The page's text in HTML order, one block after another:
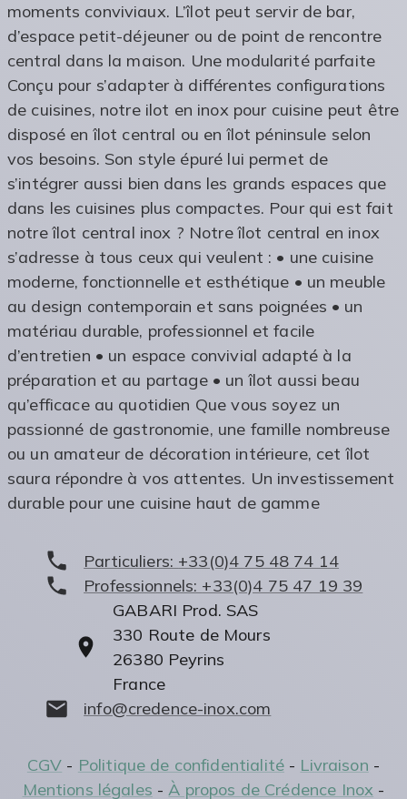
moments conviviaux. L’îlot peut servir de bar,
d’espace petit-déjeuner ou de point de rencontre
central dans la maison. Une modularité parfaite
Conçu pour s’adapter à différentes configurations
de cuisines, notre ilot en inox pour cuisine peut être
disposé en îlot central ou en îlot péninsule selon
vos besoins. Son style épuré lui permet de
s’intégrer aussi bien dans les grands espaces que
dans les cuisines plus compactes. Pour qui est fait
notre îlot central inox ? Notre îlot central en inox
s’adresse à tous ceux qui veulent : • une cuisine
moderne, fonctionnelle et esthétique • un meuble
au design contemporain et sans poignées • un
matériau durable, professionnel et facile
d’entretien • un espace convivial adapté à la
préparation et au partage • un îlot aussi beau
qu’efficace au quotidien Que vous soyez un
passionné de gastronomie, une famille nombreuse
ou un amateur de décoration intérieure, cet îlot
saura répondre à vos attentes. Un investissement
durable pour une cuisine haut de gamme
Particuliers: +33(0)4 75 48 74 14
Professionnels: +33(0)4 75 47 19 39
GABARI Prod. SAS
330 Route de Mours
26380 Peyrins
France
info@credence-inox.com
CGV - Politique de confidentialité- Livraison -
Mentions légales -À propos de Crédence Inox -